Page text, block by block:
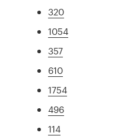
320
1054
357
610
1754
496
114